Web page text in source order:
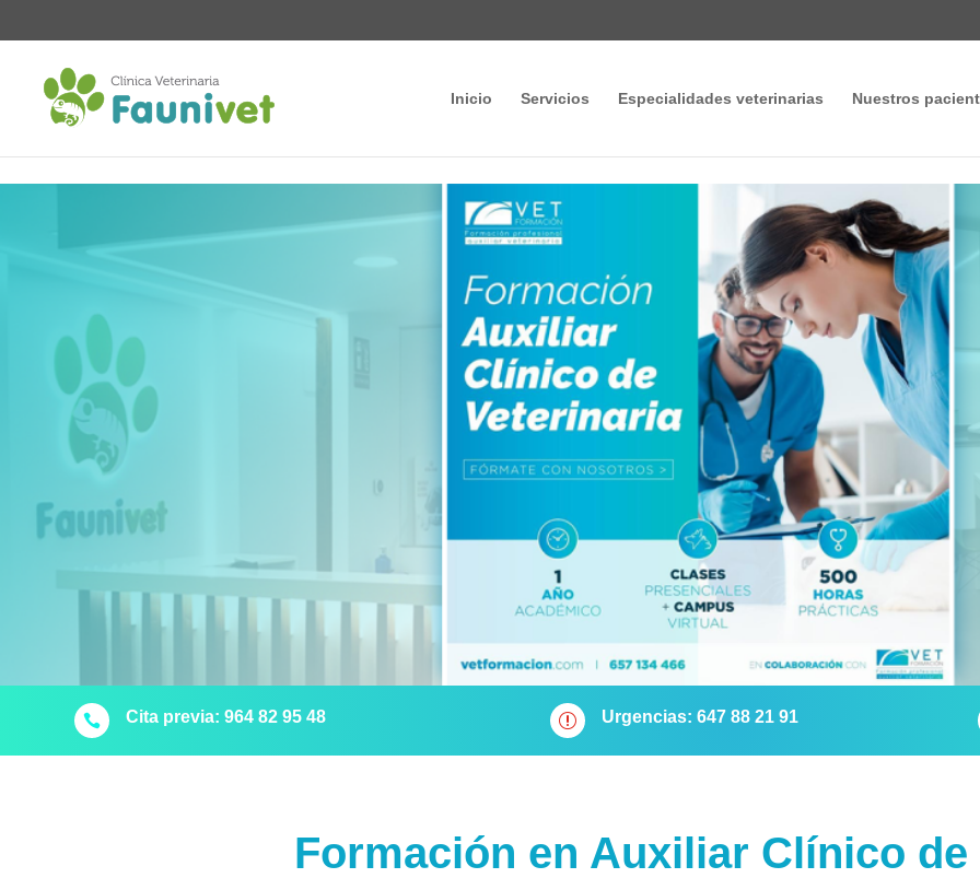
Inicio Servicios Especialidades veterinarias Nuestros
 Cita previa: 964 82 95 48 r Urgencias: 647 88 21 91
Formación en Auxiliar Clínico